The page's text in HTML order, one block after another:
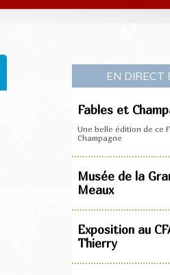
EN DIRECT
Fables et
Une belle édition de ce
Champagne
Musée de la
Meaux
Exposition au
Thierry